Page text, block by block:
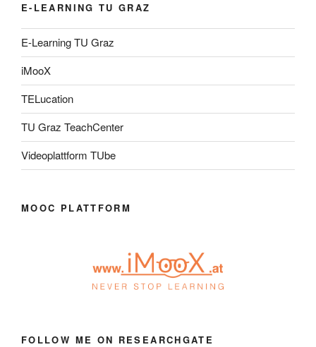
E-LEARNING TU GRAZ
E-Learning TU Graz
iMooX
TELucation
TU Graz TeachCenter
Videoplattform TUbe
MOOC PLATTFORM
FOLLOW ME ON RESEARCHGATE